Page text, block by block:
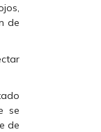
de
se
de